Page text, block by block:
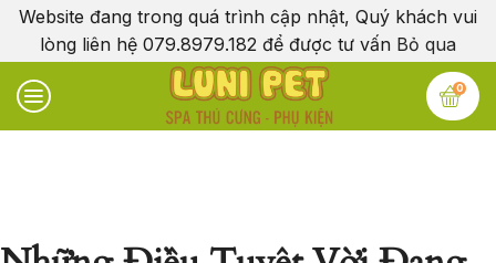
Website đang trong quá trình cập nhật, Quý khách vui
lòng liên hệ 079.8979.182 để được tư vấn Bỏ qua
0